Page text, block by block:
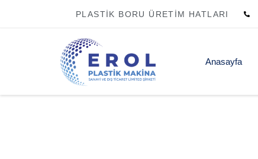
PLASTIK BORU ÜRETIM HATLARI
Anasayfa